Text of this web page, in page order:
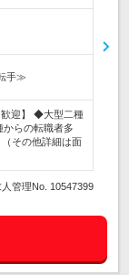
手≫
歓迎】 ◆大型二種
らの転職者多
その他詳細は面
人管理No. 10547399